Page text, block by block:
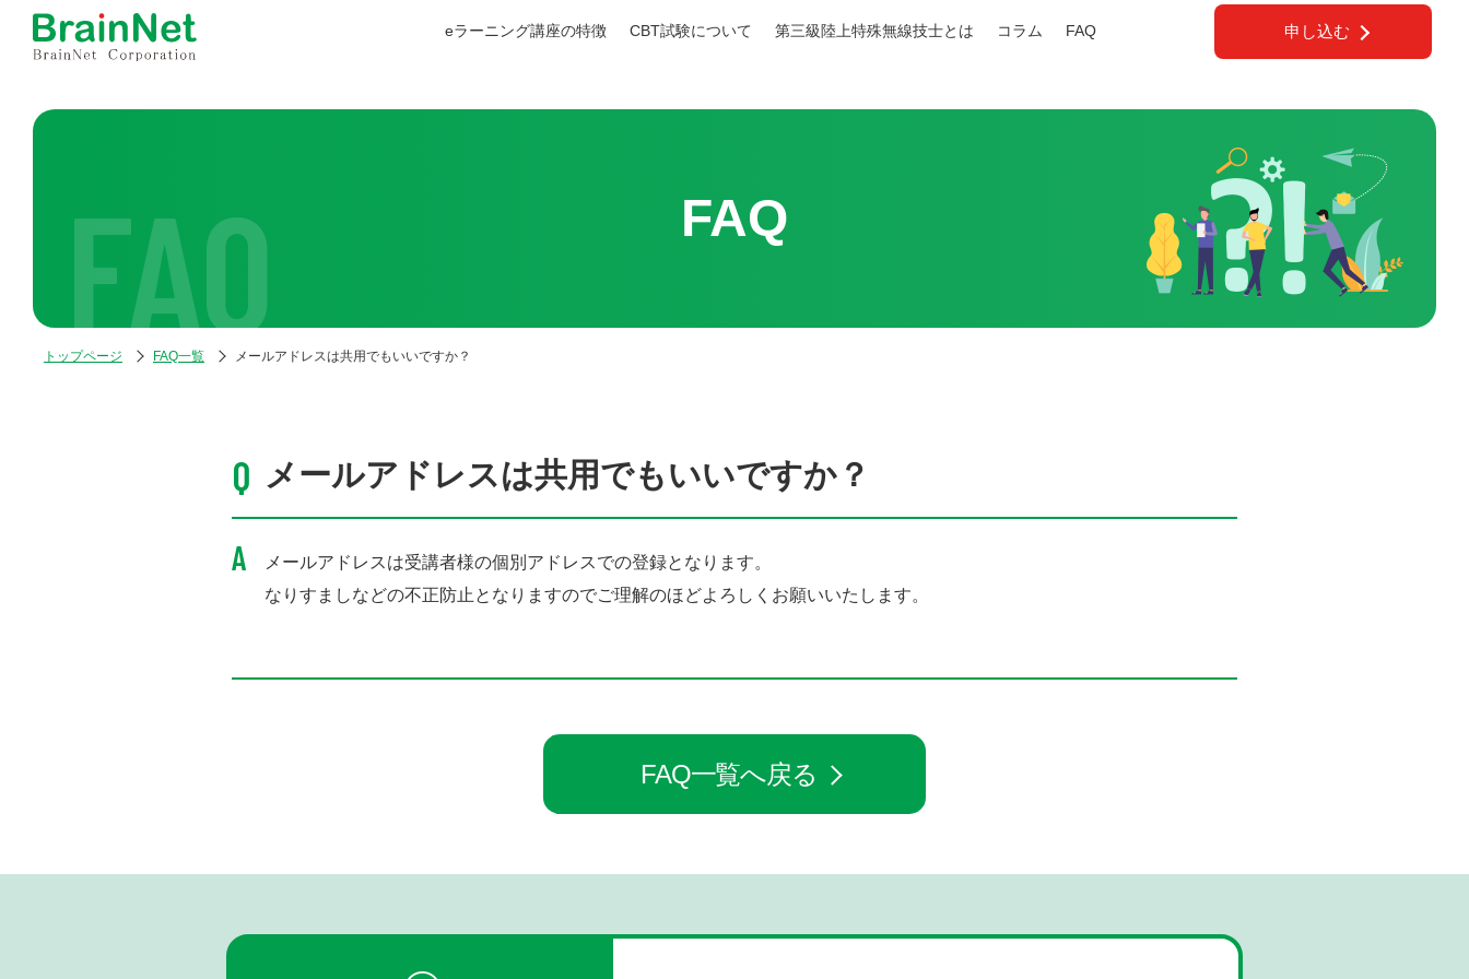
eラーニング講座の特徴 CBT試験について 第三級陸上特殊無線技士とは コラム FAQ 申し込む
FAQ
FAQ
トップページ FAQ一覧 メールアドレスは共用でもいいですか？
メールアドレスは共用でもいいですか？
メールアドレスは受講者様の個別アドレスでの登録となります。
なりすましなどの不正防止となりますのでご理解のほどよろしくお願いいたします。
FAQ一覧へ戻る